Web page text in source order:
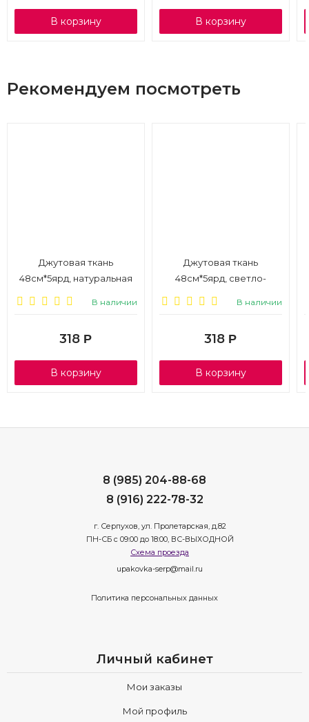
В корзину В корзину
Рекомендуем посмотреть
Джутовая ткань
48см*5ярд, натуральная
В наличии
318 Р
В корзину
Джутовая ткань
48см*5ярд, светло-
В наличии
318 Р
В корзину
8 (985) 204-88-68
8 (916) 222-78-32
г. Серпухов, ул. Пролетарская, д.82
ПН-СБ с 09:00 до 18:00, ВС-ВЫХОДНОЙ
Схема проезда
upakovka-serp@mail.ru
Политика персональных данных
Личный кабинет
Мои заказы
Мой профиль